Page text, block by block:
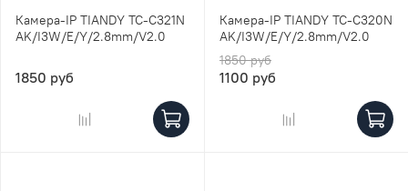
Камера-IP TIANDY TC-C321N
AK/I3W/E/Y/2.8mm/V2.0
1850 руб
Камера-IP TIANDY TC-C320N
AK/I3W/E/Y/2.8mm/V2.0
1850 руб
1100 руб